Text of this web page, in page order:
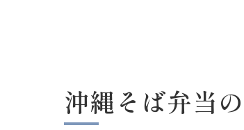
沖縄そば弁当